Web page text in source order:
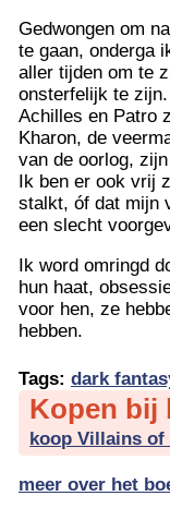
Gedwongen om
te gaan, onderga
aller tijden om te
onsterfelijk te
Achilles en Patro
Kharon, de
van de oorlog,
Ik ben er ook vrij
stalkt, óf dat mijn
een slecht
Ik word omringd
hun haat,
voor hen, ze
hebben.
Tags: dark
Kopen bij
koop Villains of
meer over het